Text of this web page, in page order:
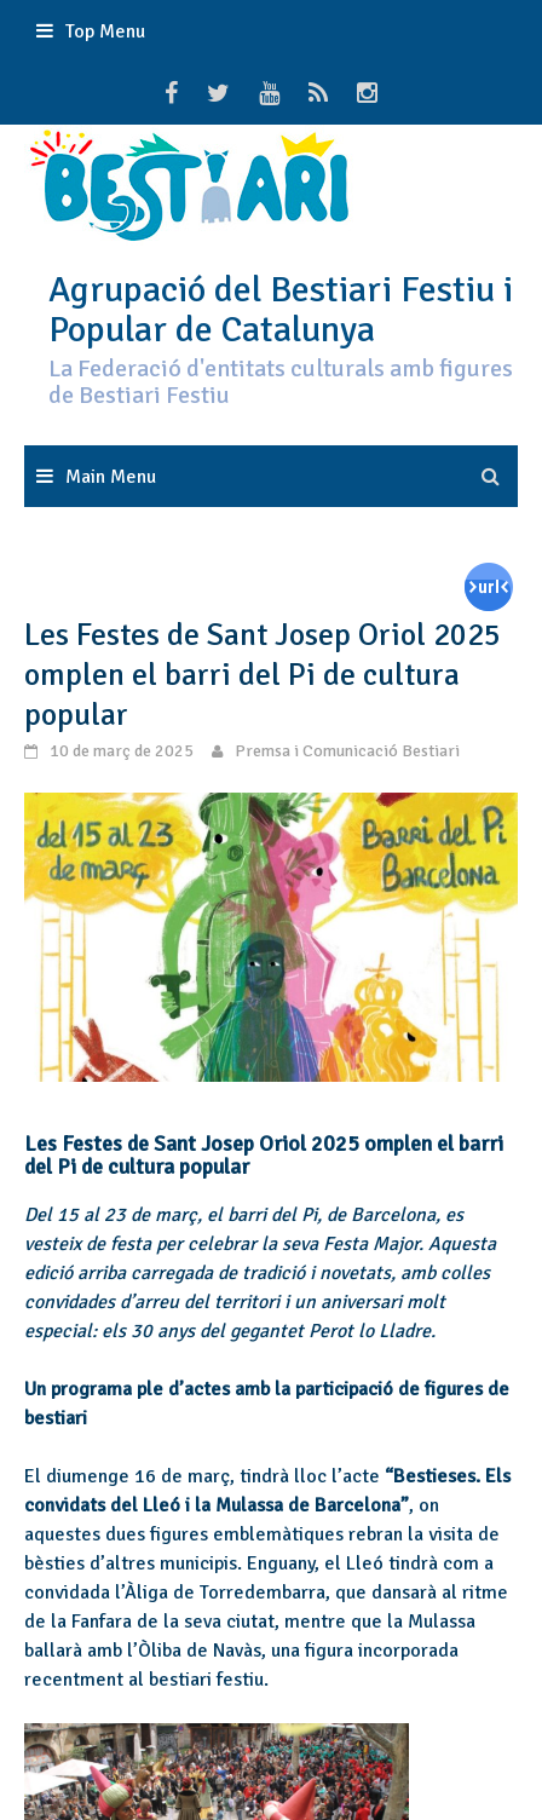
Top Menu
Agrupació del Bestiari Festiu i
Popular de Catalunya
La Federació d'entitats culturals amb figures
de Bestiari Festiu
Main Menu
Les Festes de Sant Josep Oriol 2025
omplen el barri del Pi de cultura
popular
10 de març de 2025 Premsa i Comunicació Bestiari
Les Festes de Sant Josep Oriol 2025 omplen el barri
del Pi de cultura popular
Del 15 al 23 de març, el barri del Pi, de Barcelona, es
vesteix de festa per celebrar la seva Festa Major. Aquesta
edició arriba carregada de tradició i novetats, amb colles
convidades d’arreu del territori i un aniversari molt
especial: els 30 anys del gegantet Perot lo Lladre.
Un programa ple d’actes amb la participació de figures de
bestiari
El diumenge 16 de març, tindrà lloc l’acte “Bestieses. Els
convidats del Lleó i la Mulassa de Barcelona”, on
aquestes dues figures emblemàtiques rebran la visita de
bèsties d’altres municipis. Enguany, el Lleó tindrà com a
convidada l’Àliga de Torredembarra, que dansarà al ritme
de la Fanfara de la seva ciutat, mentre que la Mulassa
ballarà amb l’Òliba de Navàs, una figura incorporada
recentment al bestiari festiu.